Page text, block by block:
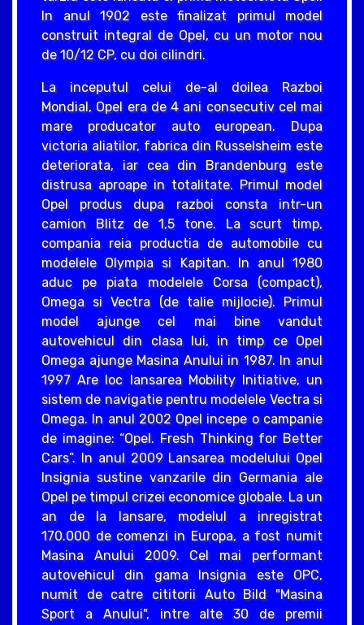
In anul 1902 este finalizat primul model
construit integral de Opel, cu un motor nou
de 10/12 CP, cu doi cilindri.
La inceputul celui de-al doilea Razboi
Mondial, Opel era de 4 ani consecutiv cel mai
mare producator auto european. Dupa
victoria aliatilor, fabrica din Russelsheim este
deteriorata, iar cea din Brandenburg este
distrusa aproape in totalitate. Primul model
Opel produs dupa razboi consta intr-un
camion Blitz de 1,5 tone. La scurt timp,
compania reia productia de automobile cu
modelele Olympia si Kapitan. In anul 1980
aduc pe piata modelele Corsa (compact),
Omega si Vectra (de talie mijlocie). Primul
model ajunge cel mai bine vandut
autovehicul din clasa lui, in timp ce Opel
Omega ajunge Masina Anului in 1987. In anul
1997 Are loc lansarea Mobility Initiative, un
sistem de navigatie pentru modelele Vectra si
Omega. In anul 2002 Opel incepe o campanie
de imagine: “Opel. Fresh Thinking for Better
Cars”. In anul 2009 Lansarea modelului Opel
Insignia sustine vanzarile din Germania ale
Opel pe timpul crizei economice globale. La un
an de la lansare, modelul a inregistrat
170.000 de comenzi in Europa, a fost numit
Masina Anului 2009. Cel mai performant
autovehicul din gama Insignia este OPC,
numit de catre cititorii Auto Bild "Masina
Sport a Anului", intre alte 30 de premii